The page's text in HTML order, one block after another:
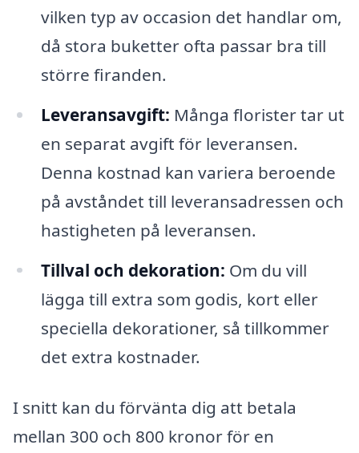
vilken typ av occasion det handlar om,
då stora buketter ofta passar bra till
större firanden.
Leveransavgift: Många florister tar ut
en separat avgift för leveransen.
Denna kostnad kan variera beroende
på avståndet till leveransadressen och
hastigheten på leveransen.
Tillval och dekoration: Om du vill
lägga till extra som godis, kort eller
speciella dekorationer, så tillkommer
det extra kostnader.
I snitt kan du förvänta dig att betala
mellan 300 och 800 kronor för en